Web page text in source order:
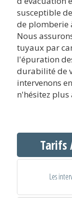
susceptible
de plomberie
Nous
tuyaux par
l'épuration
durabilité de
intervenons
n'hésitez plus
Tarifs
Les